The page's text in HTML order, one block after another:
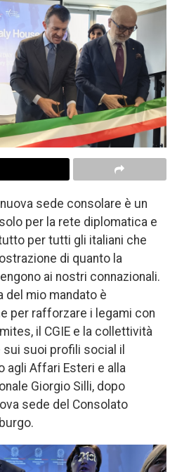
nuova sede consolare è un
per la rete diplomatica e
per tutti gli italiani che
di quanto la
ai nostri connazionali.
del mio mandato è
per rafforzare i legami con
il CGIE e la collettività
sui suoi profili social il
agli Affari Esteri e alla
Giorgio Silli, dopo
sede del Consolato